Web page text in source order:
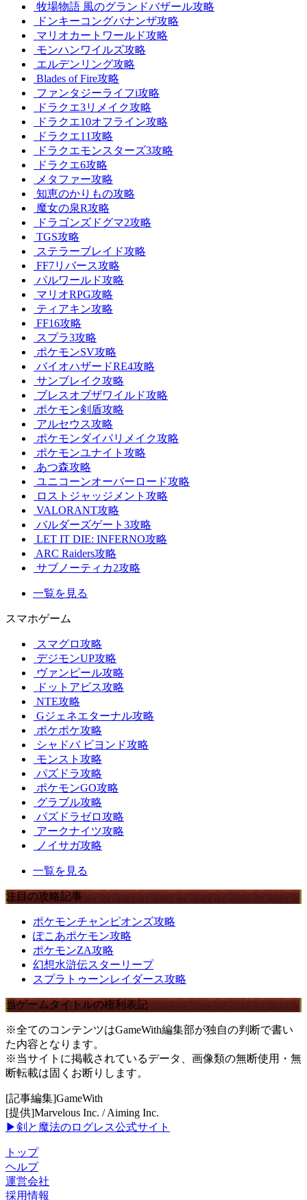
牧場物語 風のグランドバザール攻略
ドンキーコングバナンザ攻略
マリオカートワールド攻略
モンハンワイルズ攻略
エルデンリング攻略
Blades of Fire攻略
ファンタジーライフi攻略
ドラクエ3リメイク攻略
ドラクエ10オフライン攻略
ドラクエ11攻略
ドラクエモンスターズ3攻略
ドラクエ6攻略
メタファー攻略
知恵のかりもの攻略
魔女の泉R攻略
ドラゴンズドグマ2攻略
TGS攻略
ステラーブレイド攻略
FF7リバース攻略
パルワールド攻略
マリオRPG攻略
ティアキン攻略
FF16攻略
スプラ3攻略
ポケモンSV攻略
バイオハザードRE4攻略
サンブレイク攻略
ブレスオブザワイルド攻略
ポケモン剣盾攻略
アルセウス攻略
ポケモンダイパリメイク攻略
ポケモンユナイト攻略
あつ森攻略
ユニコーンオーバーロード攻略
ロストジャッジメント攻略
VALORANT攻略
バルダーズゲート3攻略
LET IT DIE: INFERNO攻略
ARC Raiders攻略
サブノーティカ2攻略
一覧を見る
スマホゲーム
スマグロ攻略
デジモンUP攻略
ヴァンピール攻略
ドットアビス攻略
NTE攻略
Gジェネエターナル攻略
ポケポケ攻略
シャドバ ビヨンド攻略
モンスト攻略
パズドラ攻略
ポケモンGO攻略
グラブル攻略
パズドラゼロ攻略
アークナイツ攻略
ノイサガ攻略
一覧を見る
注目の攻略記事
ポケモンチャンピオンズ攻略
ぽこあポケモン攻略
ポケモンZA攻略
幻想水滸伝スターリープ
スプラトゥーンレイダース攻略
当ゲームタイトルの権利表記
※全てのコンテンツはGameWith編集部が独自の判断で書い
た内容となります。
※当サイトに掲載されているデータ、画像類の無断使用・無
断転載は固くお断りします。
[記事編集]GameWith
[提供]Marvelous Inc. / Aiming Inc.
▶剣と魔法のログレス公式サイト
トップ
ヘルプ
運営会社
採用情報